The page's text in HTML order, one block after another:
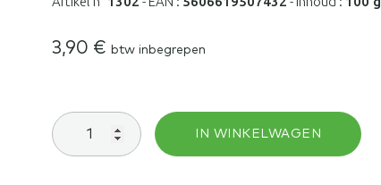
3,90 € btw inbegrepen
Doperwt
1/2
hoge
IN WINKELWAGEN